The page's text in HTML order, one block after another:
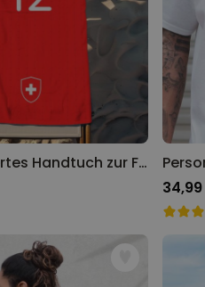
Personalisiertes Handtuch zur Fußball EM